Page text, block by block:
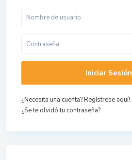
Iniciar Sesión
¿Necesita una cuenta? Regístrese aquí!
¿Se te olvidó tu contraseña?